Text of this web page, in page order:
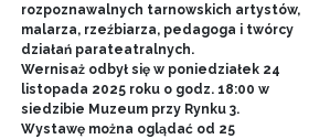
rozpoznawalnych tarnowskich artystów,
malarza, rzeźbiarza, pedagoga i twórcy
działań parateatralnych.
Wernisaż odbył się w poniedziałek 24
listopada 2025 roku o godz. 18:00 w
siedzibie Muzeum przy Rynku 3.
Wystawę można oglądać od 25